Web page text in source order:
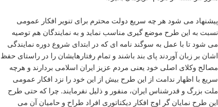
پیشنهاد می شود هر چه سریع دولت محترم برای تنویر افکار عمومی
نسبت به این طرح موضع گیری مناسب نماید و به نمایندگان هم توصیه
می شود تا با عمل به سوگند نامه ای که در ابتدای شروع دوره نمایندگی
اشان بر زبان آوردند پای بند باشند و تمام رفتارهایشان را در راستای حفظ
مصالح وکلای اصلی خود یعنی مردم عزیز ایران اسلامی بردارند و هرچه
سریع با اظهار ندامت از این طرح بیش از این خود را نزد افکار عمومی
ملت بزرگ و قدرشناس ایران، منفور و ذلیل نفرمایند. چرا که حتی طرح
این طرح نمایان گر اوج افکار دیکتاتوری افراد طراح و حامیان آن می